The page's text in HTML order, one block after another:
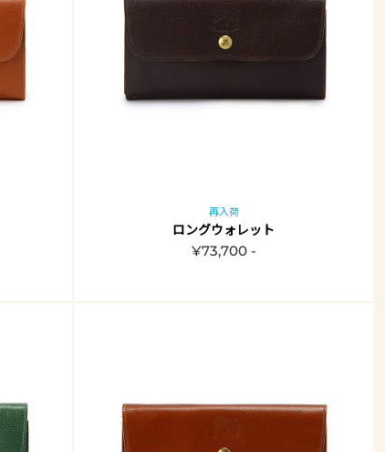
再入荷
ロングウォレット
¥73,700 -